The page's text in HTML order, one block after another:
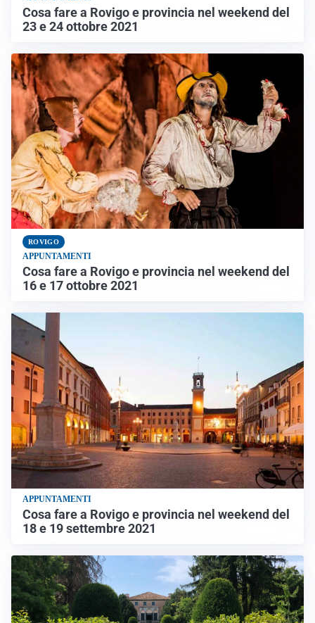
Cosa fare a Rovigo e provincia nel weekend del
23 e 24 ottobre 2021
ROVIGO
APPUNTAMENTI
Cosa fare a Rovigo e provincia nel weekend del
16 e 17 ottobre 2021
APPUNTAMENTI
Cosa fare a Rovigo e provincia nel weekend del
18 e 19 settembre 2021